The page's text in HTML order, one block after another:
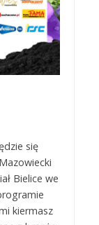
się
Bielice we
kiermasz